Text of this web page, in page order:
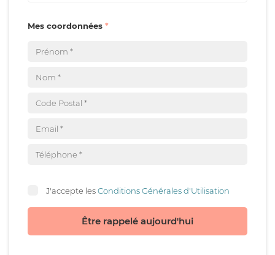
Mes coordonnées
J'accepte lesConditions Générales d'Utilisation
Être rappelé aujourd'hui